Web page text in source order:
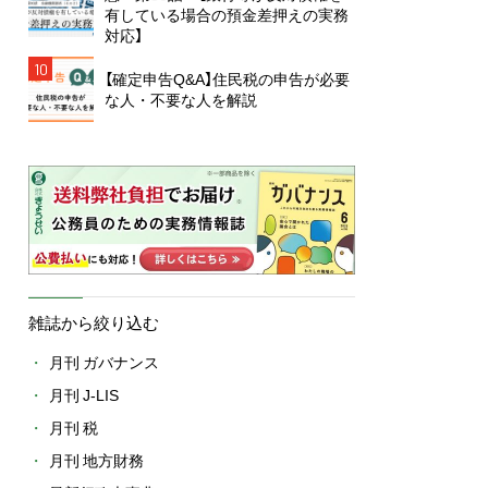
有している場合の預金差押えの実務
対応】
10
【確定申告Q&A】住民税の申告が必要
な人・不要な人を解説
雑誌から絞り込む
月刊 ガバナンス
月刊 J-LIS
月刊 税
月刊 地方財務